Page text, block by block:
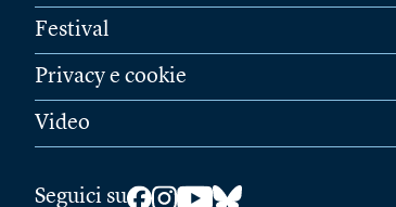
Festival
Privacy e cookie
Video
Seguici su